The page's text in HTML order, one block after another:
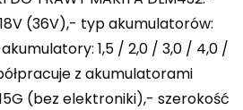
(36V),- typ akumulatorów:
1,5 / 2,0 / 3,0 / 4,0 /
z akumulatorami
(bez elektroniki),- szerokość